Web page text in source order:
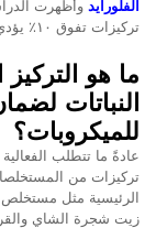
الفلورايد وأظهرت
تركيزات تفوق ١٠٪ يؤدي أداءً مماثلاً لـ
ما هو
النباتات
للميكروبات؟
عادةً ما تتطلب
الرئيسية مثل مستخلص